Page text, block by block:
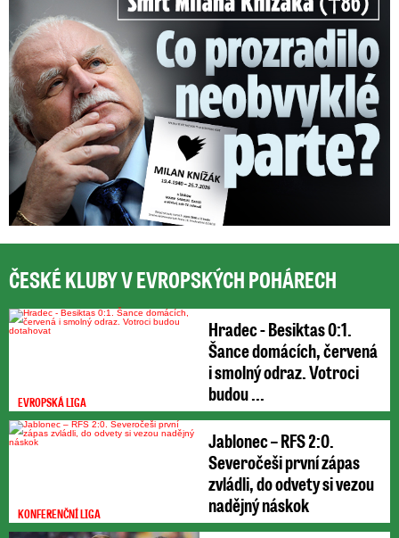
ČESKÉ KLUBY V EVROPSKÝCH POHÁRECH
EVROPSKÁ LIGA
Hradec - Besiktas 0:1.
Šance domácích, červená
i smolný odraz. Votroci
budou ...
KONFERENČNÍ LIGA
Jablonec – RFS 2:0.
Severočeši první zápas
zvládli, do odvety si vezou
nadějný náskok